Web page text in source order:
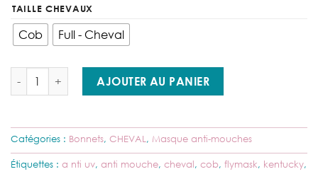
TAILLE CHEVAUX
Cob Full - Cheval
quantité de Kentucky - Masque Slim Fit anti-mouches
AJOUTER AU PANIER
Catégories : Bonnets, CHEVAL , Masque anti-mouches
Étiquettes : a nti uv, anti mouche, cheval, cob, flymask, kentucky,